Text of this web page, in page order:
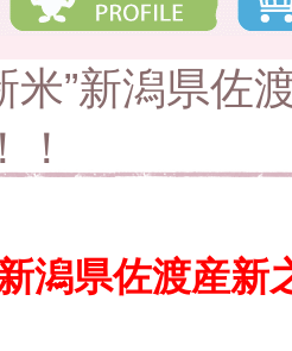
米”新潟県佐
！
潟県佐渡産新